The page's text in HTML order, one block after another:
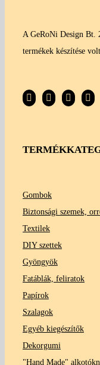
A GeRoNi Design Bt.
termékek készítése
Gombok
Biztonsági szemek,
Textilek
DIY szettek
Gyöngyök
Fatáblák, feliratok
Papírok
Szalagok
Egyéb kiegészítők
Dekorgumi
"Hand Made"